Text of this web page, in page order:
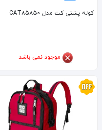
کوله پشتی کت مدل CAT85850
موجود نمی باشد